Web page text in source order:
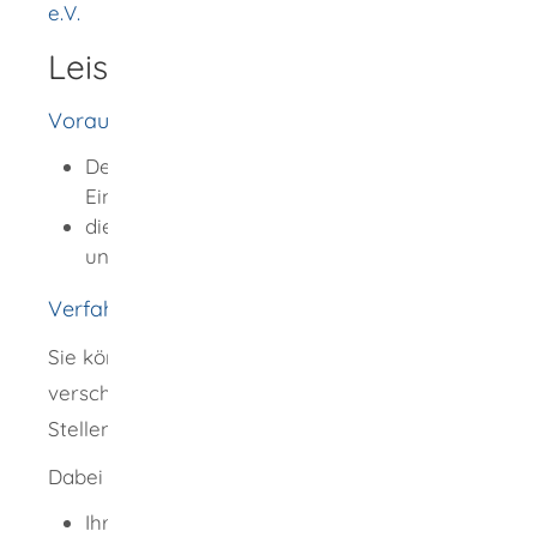
e.V.
Leistungsdetails
Voraussetzungen
Der Werbeanruf erfolgt ohne Ihre
Einwilligung oder
die anrufende Firma hat ihre Rufnummer
unterdrückt.
Verfahrensablauf
Sie können eine Beschwerde über
verschiedene Wege an die zuständigen
Stellen richten.
Dabei sollten Sie folgende Angaben machen:
Ihre Kontaktdaten: Anschrift sowie